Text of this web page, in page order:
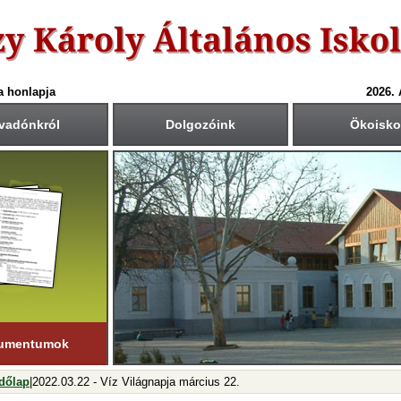
honlapja 2026.
Dolgozóink
nap:
1. (hétfő)
nap:
19. (péntek)
száma:
nap
félév
23-igtart.
Csengetési rend
1.: 755 - 840
2.: 900- 945
3.: 955- 1040
4.: 10 50- 11 35
5.: 1145- 12 30
6.: 1240- 1325
7.: 13 45- 1430
- 15 20
- 1605
Közös fogadóórák
Krétában kiértesített
|2022.03.22 - Víz Világnapja március 22.